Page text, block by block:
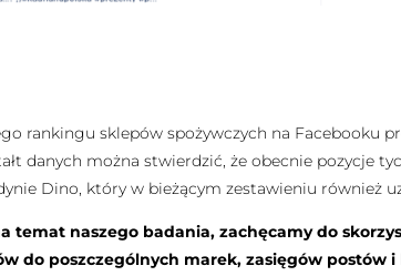
rankingu sklepów spożywczych na Facebooku
danych można stwierdzić, że obecnie pozycje
Dino, który w bieżącym zestawieniu również
temat naszego badania, zachęcamy do
do poszczególnych marek, zasięgów postów